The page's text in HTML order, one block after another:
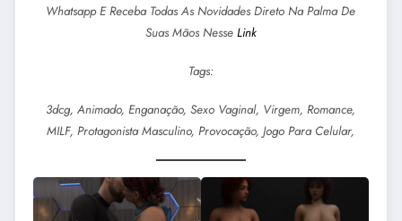
Whatsapp E Receba Todas As Novidades Direto Na Palma De
Suas Mãos Nesse Link
Tags:
3dcg, Animado, Enganação, Sexo Vaginal, Virgem, Romance,
MILF, Protagonista Masculino, Provocação, Jogo Para Celular,